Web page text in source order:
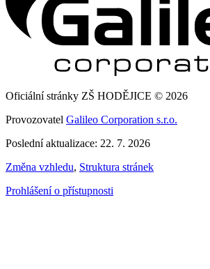
Oficiální stránky ZŠ HODĚJICE © 2026
Provozovatel Galileo Corporation s.r.o.
Poslední aktualizace: 22. 7. 2026
Změna vzhledu, Struktura stránek
Prohlášení o přístupnosti